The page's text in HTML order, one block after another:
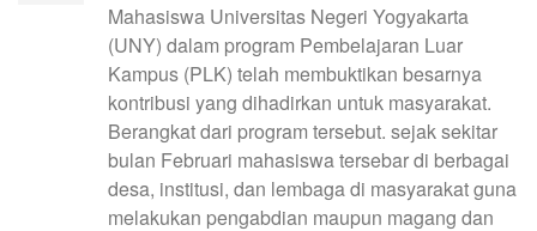
Mahasiswa Universitas Negeri Yogyakarta
(UNY) dalam program Pembelajaran Luar
Kampus (PLK) telah membuktikan besarnya
kontribusi yang dihadirkan untuk masyarakat.
Berangkat dari program tersebut. sejak sekitar
bulan Februari mahasiswa tersebar di berbagai
desa, institusi, dan lembaga di masyarakat guna
melakukan pengabdian maupun magang dan